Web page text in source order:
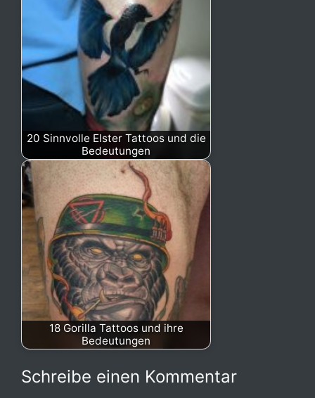
20 Sinnvolle Elster Tattoos und die
Bedeutungen
18 Gorilla Tattoos und ihre
Bedeutungen
Schreibe einen Kommentar